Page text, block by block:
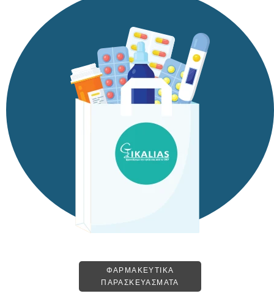
ΦΑΡΜΑΚΕΥΤΙΚΑ
ΠΑΡΑΣΚΕΥΑΣΜΑΤΑ